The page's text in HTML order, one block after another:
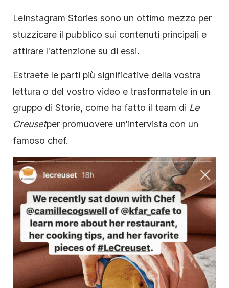
LeInstagram Stories sono un ottimo mezzo per
stuzzicare il pubblico sui contenuti principali e
attirare l'attenzione su di essi.
Estraete le parti più significative della vostra
lettura o del vostro video e trasformatele in un
gruppo di Storie, come ha fatto il team di Le
Creusetper promuovere un'intervista con un
famoso chef.